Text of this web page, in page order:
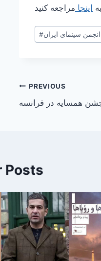
اینجا
Post
Tags:
#انجمن سینمای ایران
Post
navigation
PREVIOUS
همسایه در فرانسه
Posts